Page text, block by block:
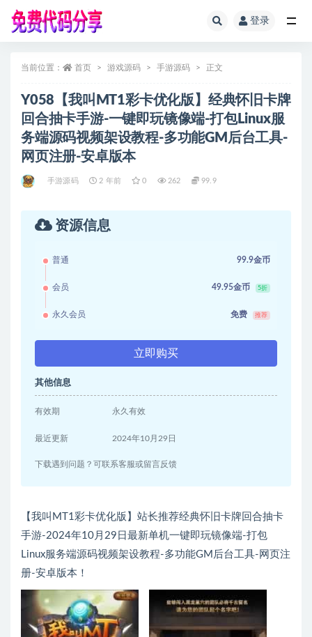
登录
当前位置： 首页 游戏源码 手游源码 正文
Y058【我叫MT1彩卡优化版】经典怀旧卡牌
回合抽卡手游-一键即玩镜像端-打包Linux服
务端源码视频架设教程-多功能GM后台工具-
网页注册-安卓版本
手游源码 2 年前 0 262 99.9
资源信息
普通 99.9金币
会员 49.95金币 5折
永久会员 免费 推荐
立即购买
其他信息
有效期 永久有效
最近更新 2024年10月29日
下载遇到问题？可联系客服或留言反馈
【我叫MT1彩卡优化版】站长推荐经典怀旧卡牌回合抽卡
手游-2024年10月29日最新单机一键即玩镜像端-打包
Linux服务端源码视频架设教程-多功能GM后台工具-网页注
册-安卓版本！